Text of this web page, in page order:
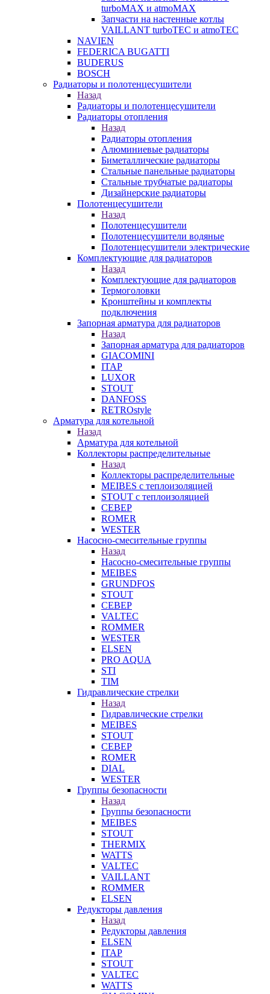
turboMAX и atmoMAX
Запчасти на настенные котлы
VAILLANT turboTEC и atmoTEC
NAVIEN
FEDERICA BUGATTI
BUDERUS
BOSCH
Радиаторы и полотенцесушители
Назад
Радиаторы и полотенцесушители
Радиаторы отопления
Назад
Радиаторы отопления
Алюминиевые радиаторы
Биметаллические радиаторы
Стальные панельные радиаторы
Стальные трубчатые радиаторы
Дизайнерские радиаторы
Полотенцесушители
Назад
Полотенцесушители
Полотенцесушители водяные
Полотенцесушители электрические
Комплектующие для радиаторов
Назад
Комплектующие для радиаторов
Термоголовки
Кронштейны и комплекты
подключения
Запорная арматура для радиаторов
Назад
Запорная арматура для радиаторов
GIACOMINI
ITAP
LUXOR
STOUT
DANFOSS
RETROstyle
Арматура для котельной
Назад
Арматура для котельной
Коллекторы распределительные
Назад
Коллекторы распределительные
MEIBES с теплоизоляцией
STOUT с теплоизоляцией
СЕВЕР
ROMER
WESTER
Насосно-смесительные группы
Назад
Насосно-смесительные группы
MEIBES
GRUNDFOS
STOUT
СЕВЕР
VALTEC
ROMMER
WESTER
ELSEN
PRO AQUA
STI
TIM
Гидравлические стрелки
Назад
Гидравлические стрелки
MEIBES
STOUT
СЕВЕР
ROMER
DIAL
WESTER
Группы безопасности
Назад
Группы безопасности
MEIBES
STOUT
THERMIX
WATTS
VALTEC
VAILLANT
ROMMER
ELSEN
Редукторы давления
Назад
Редукторы давления
ELSEN
ITAP
STOUT
VALTEC
WATTS